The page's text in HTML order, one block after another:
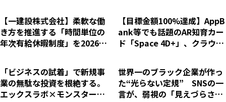
【一建設株式会社】柔軟な働
き方を推進する「時間単位の
年次有給休暇制度」を2026年
【目標金額100%達成】AppB
ank等でも話題のAR知育カー
ド「Space 4D+」、クラウド
「ビジネスの試着」で新規事
業の無駄な投資を根絶する。
エックスラボ×モンスターバ
世界一のブラック企業が作っ
た“光らない定規” SNSの一
言が、弱視の「見えづらさ」